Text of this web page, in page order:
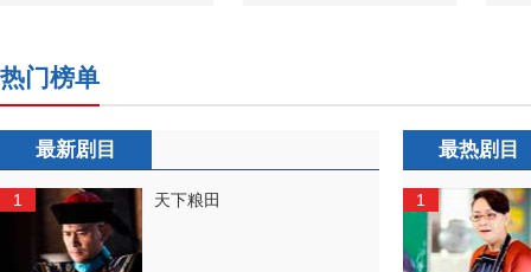
热门榜单
最新剧目
1 天下粮田
最热剧目
1